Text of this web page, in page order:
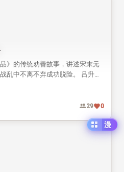
》的传统劝善故事，讲述宋末元
乱中不离不弃成功脱险。 吕升家
神明显灵惩戒恶人，最终帮孝子
统价值观。
29 0
漫